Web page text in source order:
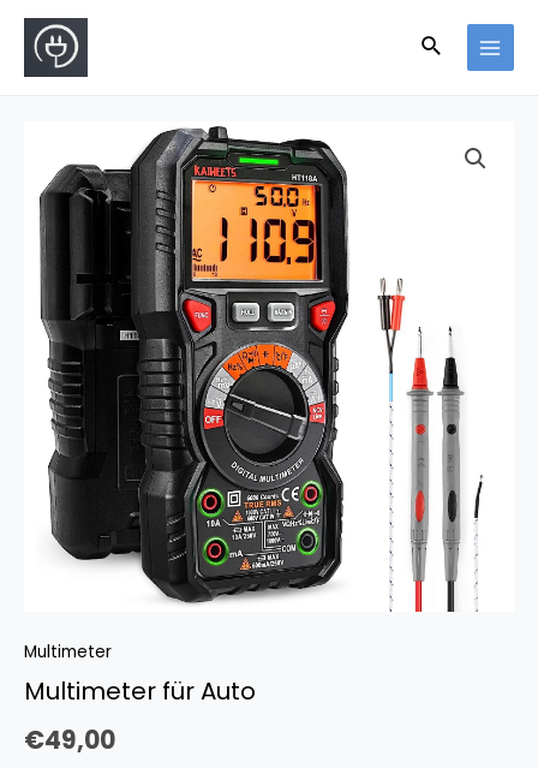
Multimeter
Multimeter für Auto
€49,00